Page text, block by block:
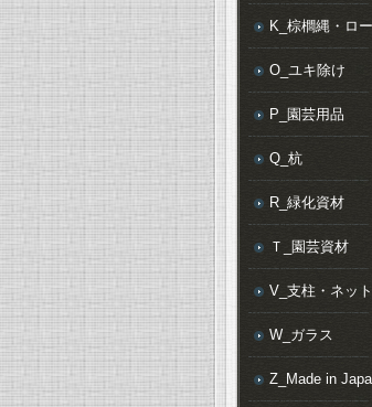
K_棕櫚縄・ロ
O_ユキ除け
P_園芸用品
Q_杭
R_緑化資材
Ｔ_園芸資材
V_支柱・ネット
W_ガラス
Z_Made in